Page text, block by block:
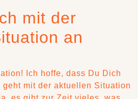
mit der
an
Ich hoffe, dass Du Dich
mit der aktuellen Situation